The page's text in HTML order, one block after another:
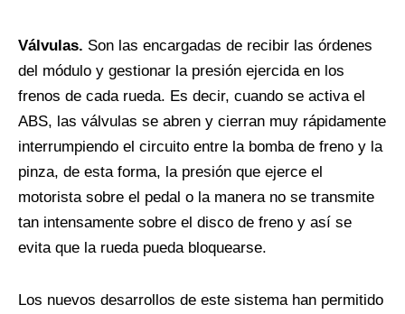
Válvulas. Son las encargadas de recibir las órdenes
del módulo y gestionar la presión ejercida en los
frenos de cada rueda. Es decir, cuando se activa el
ABS, las válvulas se abren y cierran muy rápidamente
interrumpiendo el circuito entre la bomba de freno y la
pinza, de esta forma, la presión que ejerce el
motorista sobre el pedal o la manera no se transmite
tan intensamente sobre el disco de freno y así se
evita que la rueda pueda bloquearse.
Los nuevos desarrollos de este sistema han permitido